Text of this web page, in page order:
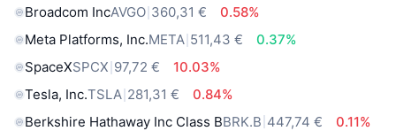
Broadcom IncAVGO 360,31 €
0.58%
Meta Platforms, Inc.META 511,43 €
0.37%
SpaceXSPCX 97,72 €
10.03%
Tesla, Inc.TSLA 281,31 €
0.84%
Berkshire Hathaway Inc Class BBRK.B 447,74 €
0.11%